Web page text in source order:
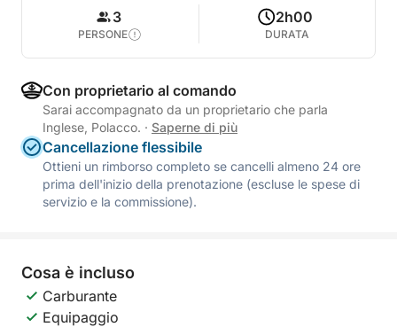
3
PERSONE
2h00
DURATA
Con proprietario al comando
Sarai accompagnato da un proprietario che parla
Inglese, Polacco. · Saperne di più
Cancellazione flessibile
Ottieni un rimborso completo se cancelli almeno 24 ore
prima dell'inizio della prenotazione (escluse le spese di
servizio e la commissione).
Cosa è incluso
Carburante
Equipaggio